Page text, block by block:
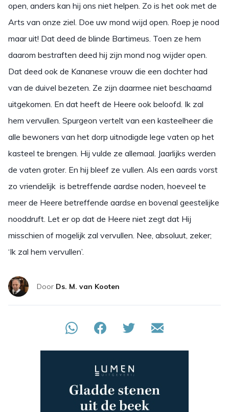
open, anders kan hij ons niet helpen. Zo is het ook met de
Arts van onze ziel. Doe uw mond wijd open. Roep je nood
maar uit! Dat deed de blinde Bartimeus. Toen ze hem
daarom bestraften deed hij zijn mond nog wijder open.
Dat deed ook de Kananese vrouw die een dochter had
van de duivel bezeten. Ze zijn daarmee niet beschaamd
uitgekomen. En dat heeft de Heere ook beloofd. Ik zal
hem vervullen. Spurgeon vertelt van een kasteelheer die
alle bewoners van het dorp uitnodigde lege vaten op het
kasteel te brengen. Hij vulde ze allemaal. Jaarlijks werden
de vaten groter. En hij bleef ze vullen. Als een aards vorst
zo vriendelijk is betreffende aardse noden, hoeveel te
meer de Heere betreffende aardse en bovenal geestelijke
nooddruft. Let er op dat de Heere niet zegt dat Hij
misschien of mogelijk zal vervullen. Nee, absoluut, zeker;
‘Ik zal hem vervullen’.
Door Ds. M. van Kooten